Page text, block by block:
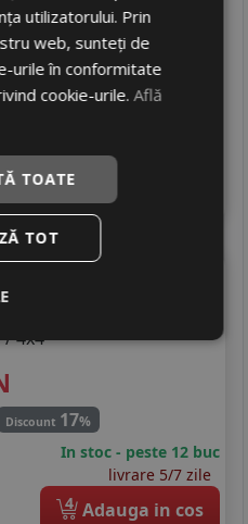
72 dB
Discount15%
livrare 5/7 zile
4
107V
/ 4x4
Discount 17%
In stoc - peste 12 buc
livrare 5/7 zile
4 Adauga in cos
utilizatorului. Prin
web, sunteți de
urile în conformitate
cookie-urile.Află
TOATE
TOT